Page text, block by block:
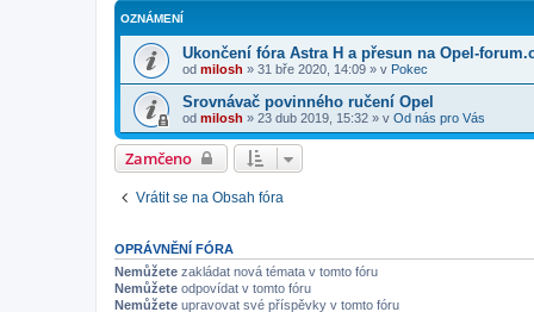
OZNÁMENÍ
Ukončení fóra Astra H a přesun na Opel-
od milosh » 31 bře 2020, 14:09 » v Pokec
Srovnávač povinného ručení Opel
od milosh » 23 dub 2019, 15:32 » v Od nás pro Vás
Zamčeno
Vrátit se na Obsah fóra
OPRÁVNĚNÍ FÓRA
Nemůžete zakládat nová témata v tomto fóru
Nemůžete odpovídat v tomto fóru
Nemůžete upravovat své příspěvky v tomto fóru